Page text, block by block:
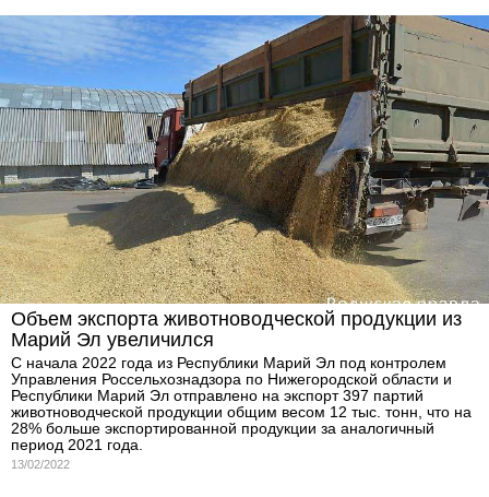
Объем экспорта животноводческой продукции из
Марий Эл увеличился
С начала 2022 года из Республики Марий Эл под контролем
Управления Россельхознадзора по Нижегородской области и
Республики Марий Эл отправлено на экспорт 397 партий
животноводческой продукции общим весом 12 тыс. тонн, что на
28% больше экспортированной продукции за аналогичный
период 2021 года.
13/02/2022